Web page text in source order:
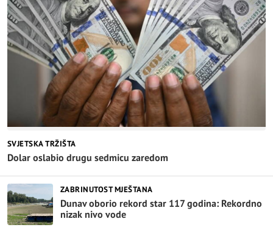
SVJETSKA TRŽIŠTA
Dolar oslabio drugu sedmicu zaredom
ZABRINUTOST MJEŠTANA
Dunav oborio rekord star 117 godina: Rekordno
nizak nivo vode